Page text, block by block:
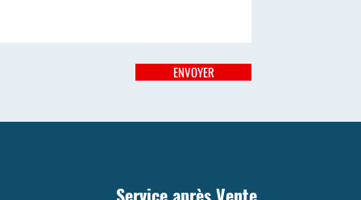
ENVOYER
Service après Vente